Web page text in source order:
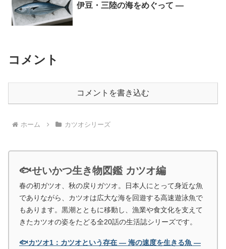
伊豆・三陸の海をめぐって ―
コメント
コメントを書き込む
ホーム カツオシリーズ
🐟せいかつ生き物図鑑 カツオ編
春の初ガツオ、秋の戻りガツオ。日本人にとって身近な魚
でありながら、カツオは広大な海を回遊する高速遊泳魚で
もあります。黒潮とともに移動し、漁業や食文化を支えて
きたカツオの姿をたどる全20話の生活誌シリーズです。
🐟カツオ1：カツオという存在 ― 海の速度を生きる魚 ―